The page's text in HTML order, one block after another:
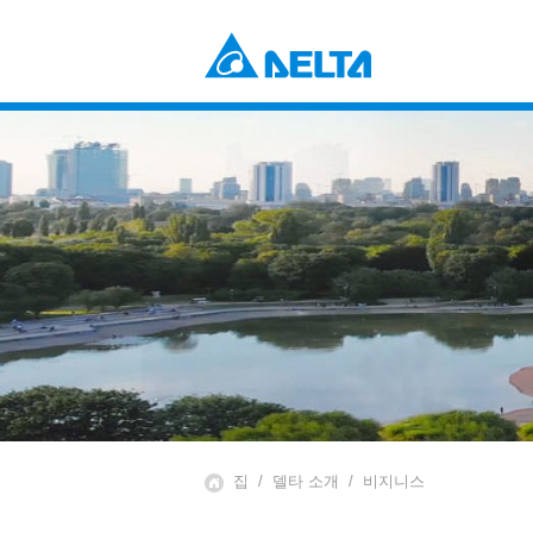
데이터 센터 솔루션
솔루션
EV 충전 솔루션
부품 (컴포넌츠)
전원 및 시스템
팬 및 열 관리
Mobility
EV 파워트레인 시스템
Automation
산업 자동화
Infrastructure
ICT 인프라
집 델타 소개 비지니스